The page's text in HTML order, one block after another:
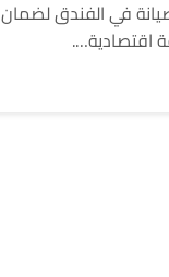
في الفندق لضمان
اقتصادية….